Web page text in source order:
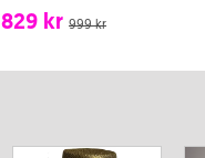
829 kr 999 kr